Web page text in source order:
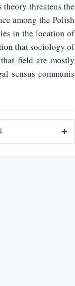
theory threatens the
among the Polish
in the location of
that sociology of
field are mostly
sensus communis